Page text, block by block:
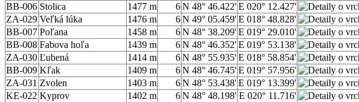
BB-006 Stolica 1477 m 6N 48° 46.422'E 020° 12.427'
ZA-029 Veľká lúka 1476 m 6N 49° 05.459'E 018° 48.828'
BB-007 Poľana 1458 m 6N 48° 38.209'E 019° 29.010'
BB-008 Fabova hoľa 1439 m 6N 48° 46.352'E 019° 53.138'
ZA-030 Ľubená 1414 m 6N 48° 55.935'E 018° 58.854'
BB-009 Kľak 1409 m 6N 48° 46.745'E 019° 57.956'
ZA-031 Zvolen 1403 m 6N 48° 53.438'E 019° 13.399'
KE-022 Kyprov 1402 m 6N 48° 48.198' E 020° 11.716'